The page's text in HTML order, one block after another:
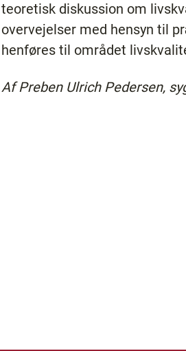
teoretisk diskussion om
overvejelser med hensyn til
henføres til området
Af Preben Ulrich Pedersen,